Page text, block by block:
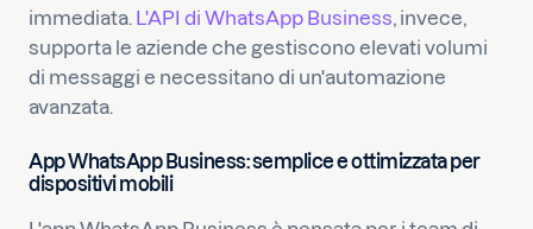
immediata. L'API di WhatsApp Business, invece,
supporta le aziende che gestiscono elevati volumi
di messaggi e necessitano di un'automazione
avanzata.
App WhatsApp Business: semplice e ottimizzata per
dispositivi mobili